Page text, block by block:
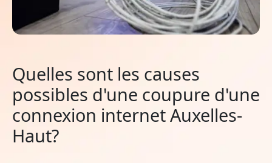
Quelles sont les causes
possibles d'une coupure d'une
connexion internet Auxelles-
Haut?